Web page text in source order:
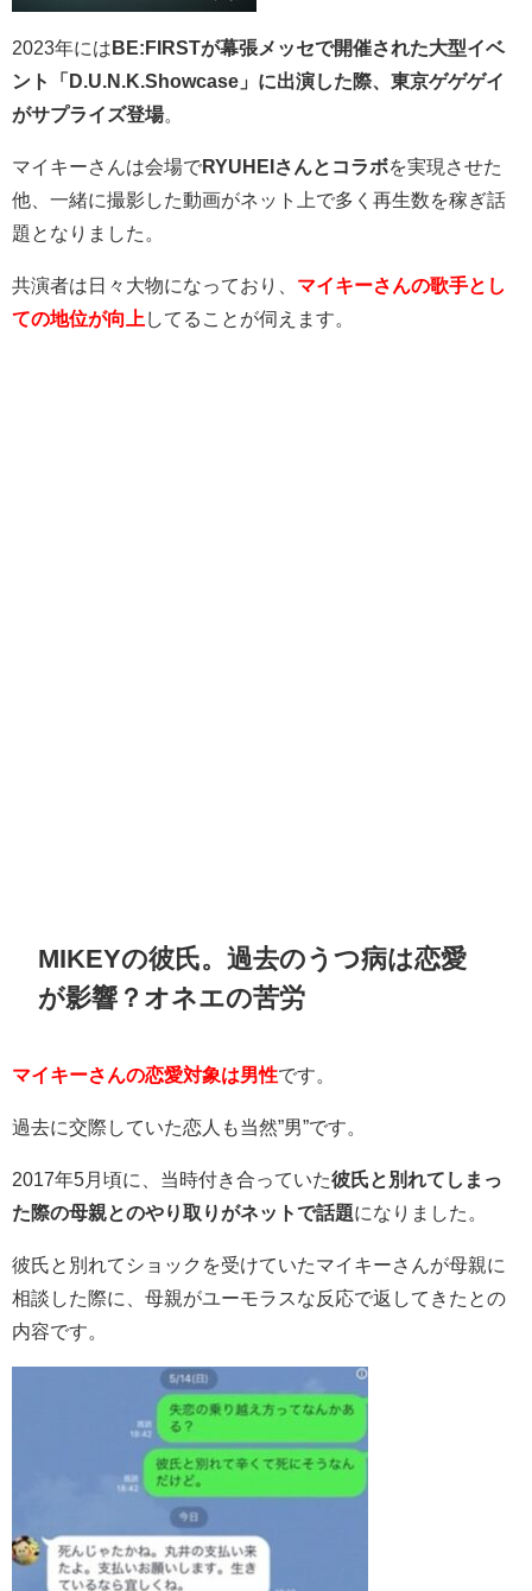
2023年には BE:FIRSTが幕張メッセで開催された大型イベ
ント「D.U.N.K.Showcase」に出演した際、東京ゲゲゲイ
がサプライズ登場。
マイキーさんは会場でRYUHEIさんとコラボを実現させた
他、一緒に撮影した動画がネット上で多く再生数を稼ぎ話
題となりました。
共演者は日々大物になっており、 マイキーさんの歌手とし
ての地位が向上 してることが伺えます。
MIKEYの彼氏。過去のうつ病は恋愛
が影響？オネエの苦労
マイキーさんの恋愛対象は男性です。
過去に交際していた恋人も当然”男”です。
2017年5月頃に、当時付き合っていた彼氏と別れてしまっ
た際の母親とのやり取りがネットで話題になりました。
彼氏と別れてショックを受けていたマイキーさんが母親に
相談した際に、母親がユーモラスな反応で返してきたとの
内容です。